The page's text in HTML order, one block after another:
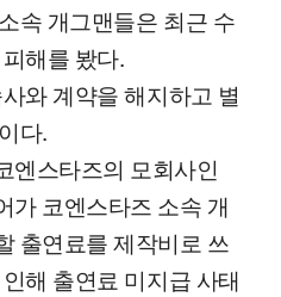
속 개그맨들은 최근 수
해를 봤다.
와 계약을 해지하고 별
다.
엔스타즈의 모회사인
가 코엔스타즈 소속 개
출연료를 제작비로 쓰
해 출연료 미지급 사태